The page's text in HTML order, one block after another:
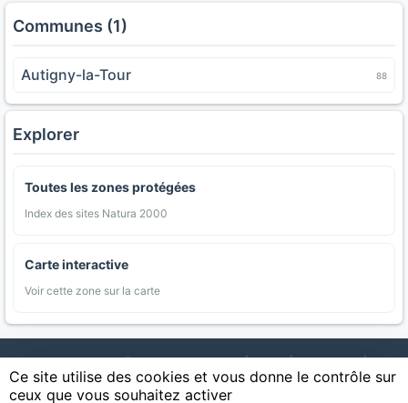
Communes (1)
Autigny-la-Tour 88
Explorer
Toutes les zones protégées
Index des sites Natura 2000
Carte interactive
Voir cette zone sur la carte
AgriMap — Données agricoles ouvertes | Carte | Communes |
Appellations | Regions | Cultures | Zones protégées | Forets |
Littoral | Espaces naturels | Statistiques
Ce site utilise des cookies et vous donne le contrôle sur
ceux que vous souhaitez activer